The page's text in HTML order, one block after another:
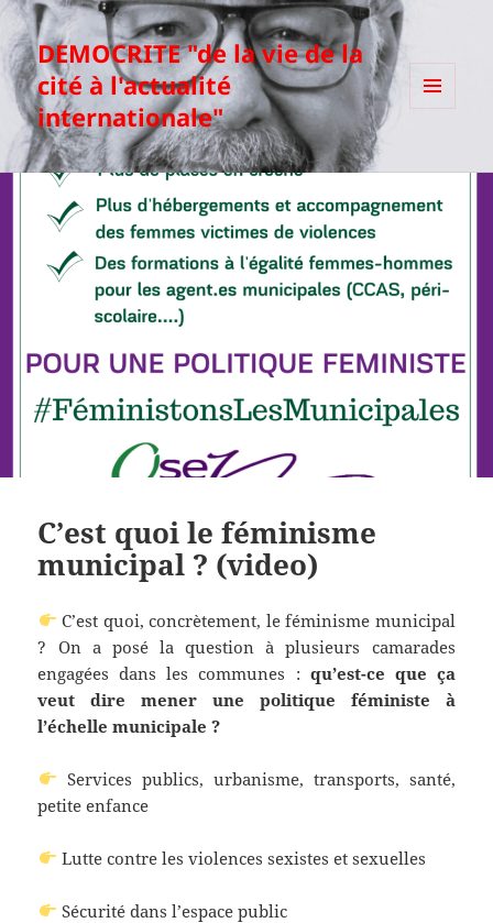
DEMOCRITE "de la vie de la
cité à l'actualité
internationale"
C’est quoi le féminisme
municipal ? (video)
C’est quoi, concrètement, le féminisme municipal
? On a posé la question à plusieurs camarades
engagées dans les communes : qu’est-ce que ça
veut dire mener une politique féministe à
l’échelle municipale ?
Services publics, urbanisme, transports, santé,
petite enfance
Lutte contre les violences sexistes et sexuelles
Sécurité dans l’espace public